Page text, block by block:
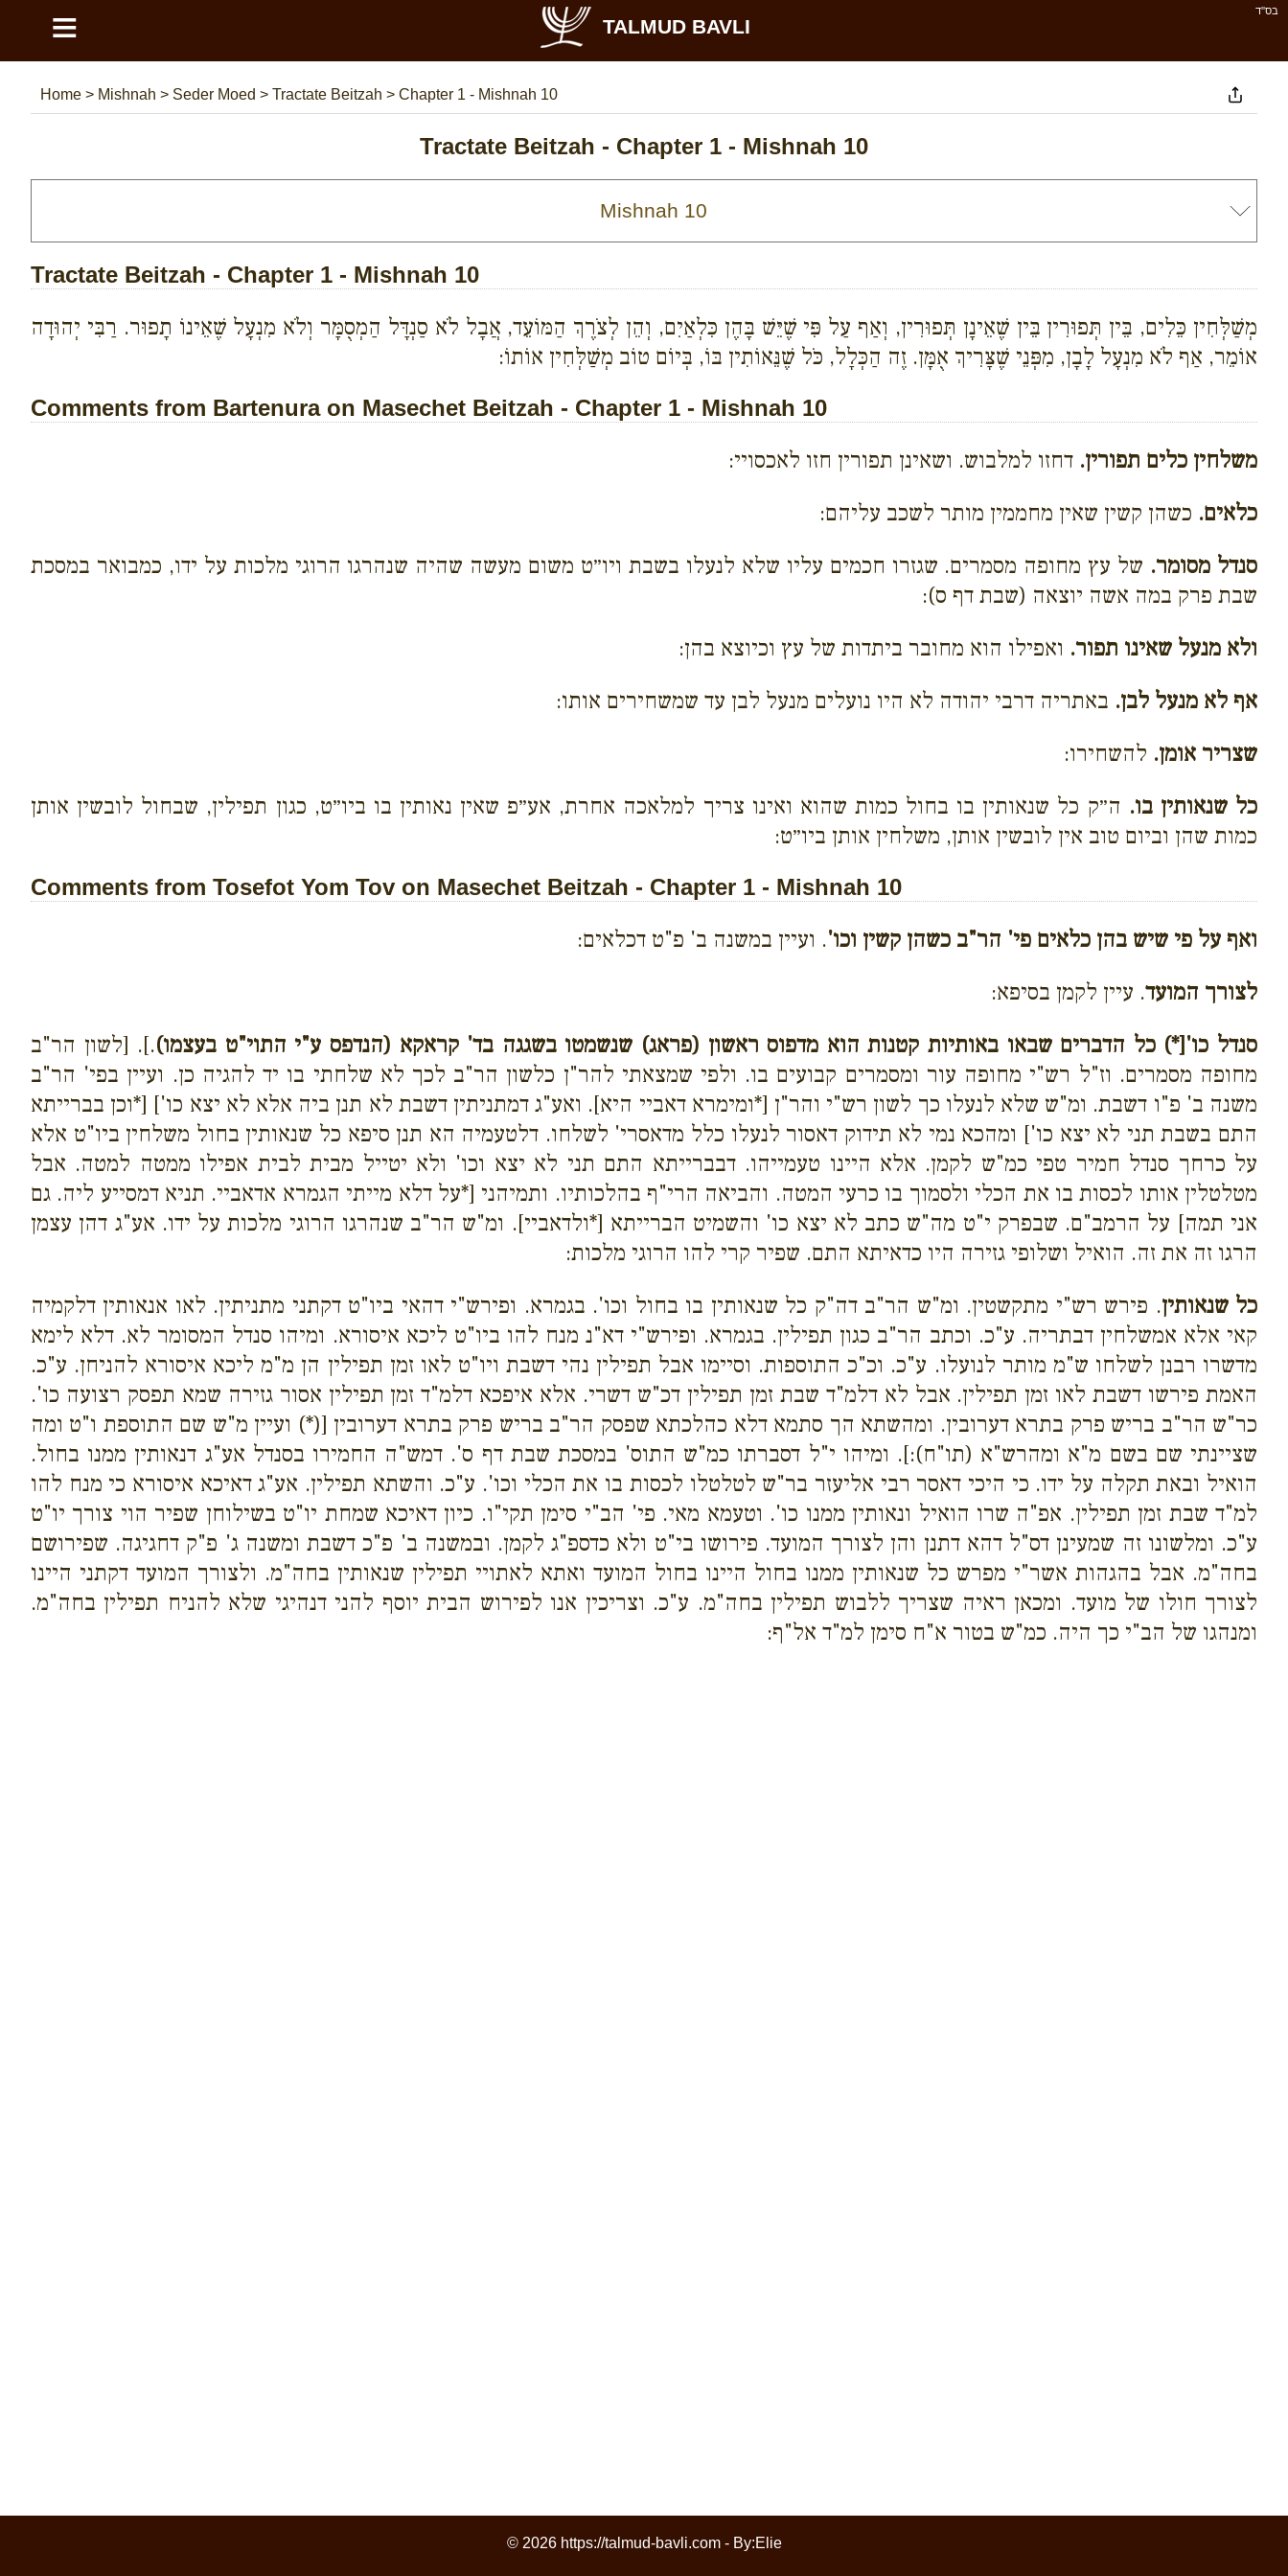
בס''ד ≡ TALMUD BAVLI
Home > Mishnah > Seder Moed > Tractate Beitzah > Chapter 1 - Mishnah 10
Tractate Beitzah - Chapter 1 - Mishnah 10
Tractate Beitzah - Chapter 1 - Mishnah 10
מְשַׁלְּחִין כֵּלִים, בֵּין תְּפוּרִין בֵּין שֶׁאֵינָן תְּפוּרִין, וְאַף עַל פִּי שֶׁיֵּשׁ בָּהֶן כִּלְאַיִם, וְהֵן לְצֹרֶךְ הַמּוֹעֵד, אֲבָל לֹא סַנְדָּל הַמְסֻמָּר וְלֹא מִנְעָל שֶׁאֵינוֹ תָפוּר. רַבִּי יְהוּדָה
אוֹמֵר, אַף לֹא מִנְעָל לָבָן, מִפְּנֵי שֶׁצָּרִיךְ אֻמָּן. זֶה הַכְּלָל, כֹּל שֶׁנֵּאוֹתִין בּוֹ, בְּיוֹם טוֹב מְשַׁלְּחִין אוֹתוֹ:
Comments from Bartenura on Masechet Beitzah - Chapter 1 - Mishnah 10
משלחין כלים תפורין. דחזו למלבוש. ושאינן תפורין חזו לאכסויי:
כלאים. כשהן קשין שאין מחממין מותר לשכב עליהם:
סנדל מסומר. של עץ מחופה מסמרים. שגזרו חכמים עליו שלא לנעלו בשבת ויו״ט משום מעשה שהיה שנהרגו הרוגי מלכות על ידו, כמבואר במסכת
שבת פרק במה אשה יוצאה (שבת דף ס):
ולא מנעל שאינו תפור. ואפילו הוא מחובר ביתדות של עץ וכיוצא בהן:
אף לא מנעל לבן. באתריה דרבי יהודה לא היו נועלים מנעל לבן עד שמשחירים אותו:
שצריר אומן. להשחירו:
כל שנאותין בו. ה״ק כל שנאותין בו בחול כמות שהוא ואינו צריך למלאכה אחרת, אע״פ שאין נאותין בו ביו״ט, כגון תפילין, שבחול לובשין אותן
כמות שהן וביום טוב אין לובשין אותן, משלחין אותן ביו״ט:
Comments from Tosefot Yom Tov on Masechet Beitzah - Chapter 1 - Mishnah 10
ואף על פי שיש בהן כלאים פי' הר"ב כשהן קשין וכו'. ועיין במשנה ב' פ"ט דכלאים:
לצורך המועד. עיין לקמן בסיפא:
סנדל כו'[*) כל הדברים שבאו באותיות קטנות הוא מדפוס ראשון (פראג) שנשמטו בשגגה בד' קראקא (הנדפס ע"י התוי"ט בעצמו).]. [לשון הר"ב
מחופה מסמרים. וז"ל רש"י מחופה עור ומסמרים קבועים בו. ולפי שמצאתי להר"ן כלשון הר"ב לכך לא שלחתי בו יד להגיה כן. ועיין בפי' הר"ב
משנה ב' פ"ו דשבת. ומ"ש שלא לנעלו כך לשון רש"י והר"ן [*ומימראדאביי היא]. ואע"ג דמתניתין דשבת לא תנן ביה אלא לא יצא כו'] [*וכן בברייתא
התם בשבת תני לא יצא כו'] ומהכא נמי לא תידוק דאסור לנעלו כלל מדאסרי' לשלחו. דלטעמיה הא תנן סיפא כל שנאותין בחול משלחין ביו"ט אלא
על כרחך סנדל חמיר טפי כמ"ש לקמן. אלא היינו טעמייהו. דבברייתא התם תני לא יצא וכו' ולא יטייל מבית לבית אפילו ממטה למטה. אבל
מטלטלין אותו לכסות בו את הכלי ולסמוך בו כרעי המטה. והביאה הרי"ף בהלכותיו. ותמיהני [*על דלא מייתי הגמרא אדאביי. תניא דמסייע ליה. גם
אני תמה] על הרמב"ם. שבפרק י"ט מה"ש כתב לא יצא כו' והשמיט הברייתא [*ולדאביי]. ומ"ש הר"ב שנהרגו הרוגי מלכות על ידו. אע"ג דהן עצמן
הרגו זה את זה. הואיל ושלופי גזירה היו כדאיתא התם. שפיר קרי להו הרוגי מלכות:
כל שנאותין. פירש רש"י מתקשטין. ומ"ש הר"ב דה"ק כל שנאותין בו בחול וכו'. בגמרא. ופירש"י דהאי ביו"ט דקתני מתניתין. לאו אנאותין דלקמיה
קאי אלא אמשלחין דבתריה. ע"כ. וכתב הר"ב כגון תפילין. בגמרא. ופירש"י דא"נ מנח להו ביו"ט ליכא איסורא. ומיהו סנדל המסומר לא. דלא לימא
מדשרו רבנן לשלחו ש"מ מותר לנועלו. ע"כ. וכ"כ התוספות. וסיימו אבל תפילין נהי דשבת ויו"ט לאו זמן תפילין הן מ"מ ליכא איסורא להניחן. ע"כ.
האמת פירשו דשבת לאו זמן תפילין. אבל לא דלמ"ד שבת זמן תפילין דכ"ש דשרי. אלא איפכא דלמ"ד זמן תפילין אסור גזירה שמא תפסק רצועה כו'.
כר"ש הר"ב בריש פרק בתרא דערובין. ומהשתא הך סתמא דלא כהלכתא שפסק הר"ב בריש פרק בתרא דערובין [(*) ועיין מ"ש שם התוספת ו"ט ומה
שציינתי שם בשם מ"א ומהרש"א (תו"ח):]. ומיהו י"ל דסברתו כמ"ש התוס' במסכת שבת דף ס'. דמש"ה החמירו בסנדל אע"ג דנאותין ממנו בחול.
הואיל ובאת תקלה על ידו. כי היכי דאסר רבי אליעזר בר"ש לטלטלו לכסות בו את הכלי וכו'. ע"כ. והשתא תפילין. אע"ג דאיכא איסורא כי מנח להו
למ"ד שבת זמן תפילין. אפ"ה שרו הואיל ונאותין ממנו כו'. וטעמא מאי. פי' הב"י סימן תקי"ו. כיון דאיכא שמחת יו"ט בשילוחן שפיר הוי צורך יו"ט
ע"כ. ומלשונו זה שמעינן דס"ל דהא דתנן והן לצורך המועד. פירושו בי"ט ולא כדספ"ג לקמן. ובמשנה ב' פ"כ דשבת ומשנה ג' פ"ק דחגיגה. שפירושם
בחה"מ. אבל בהגהות אשר"י מפרש כל שנאותין ממנו בחול היינו בחול המועד ואתא לאתויי תפילין שנאותין בחה"מ. ולצורך המועד דקתני היינו
לצורך חולו של מועד. ומכאן ראיה שצריך ללבוש תפילין בחה"מ. ע"כ. וצריכין אנו לפירוש הבית יוסף להני דנהיגי שלא להניח תפילין בחה"מ.
ומנהגו של הב"י כך היה. כמ"ש בטור א"ח סימן למ"ד אל"ף:
© 2026 https://talmud-bavli.com - By:Elie